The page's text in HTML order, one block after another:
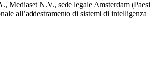
N.V., sede legale Amsterdam (Paesi
all’addestramento di sistemi di intelligenza